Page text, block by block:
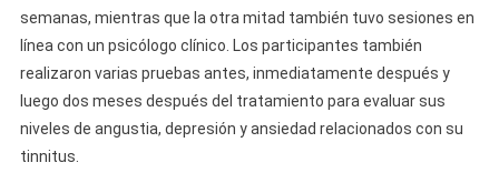
semanas, mientras que la otra mitad también tuvo sesiones en
línea con un psicólogo clínico. Los participantes también
realizaron varias pruebas antes, inmediatamente después y
luego dos meses después del tratamiento para evaluar sus
niveles de angustia, depresión y ansiedad relacionados con su
tinnitus.